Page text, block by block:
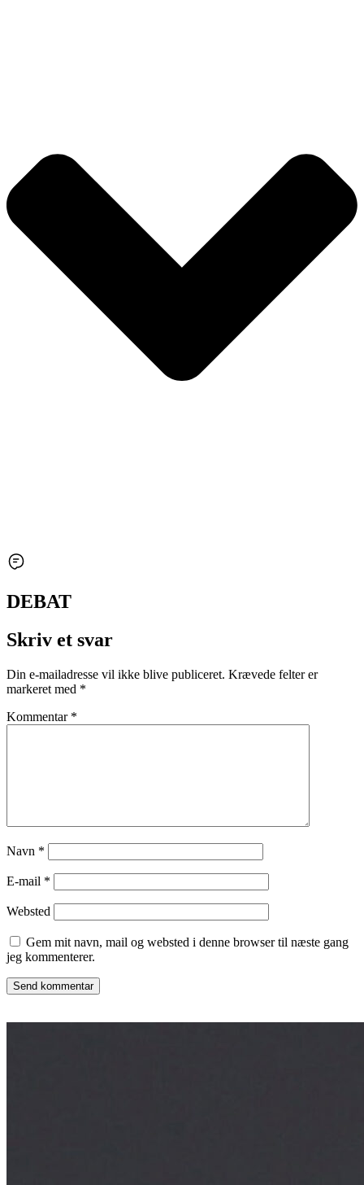
DEBAT
Skriv et svar
Din e-mailadresse vil ikke blive publiceret. Krævede felter er
markeret med *
Kommentar *
Navn *
E-mail *
Websted
Gem mit navn, mail og websted i denne browser til næste gang
jeg kommenterer.